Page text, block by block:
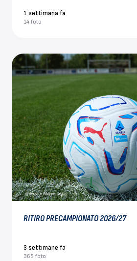
1 settimana fa
14 foto
RITIRO PRECAMPIONATO 2026/27
3 settimane fa
365 foto